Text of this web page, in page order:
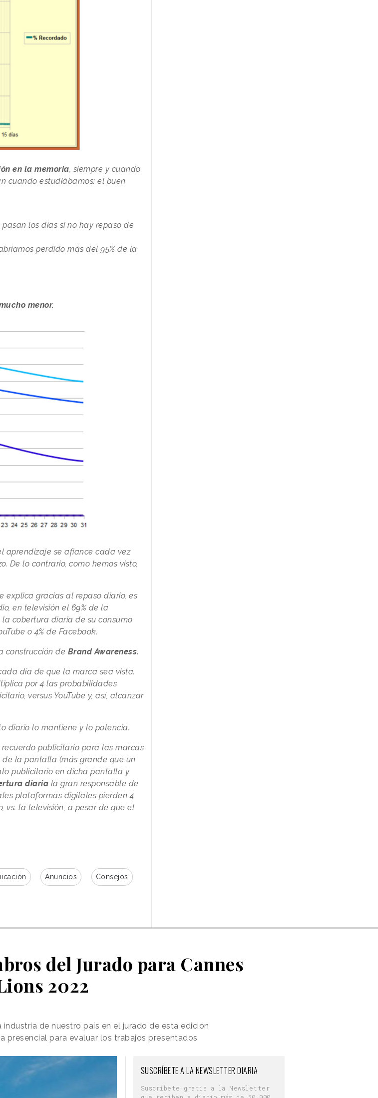
en la memoria, siempre y cuando
cuando estudiábamos: el buen
los días si no hay repaso de
perdido más del 95% de la
menor.
aprendizaje se afiance cada vez
De lo contrario, como hemos visto,
explica gracias al repaso diario, es
en televisión el 69% de la
cobertura diaria de su consumo
o 4% de Facebook.
construcción de Brand Awareness.
día de que la marca sea vista.
por 4 las probabilidades
versus YouTube y, así, alcanzar
diario lo mantiene y lo potencia.
publicitario para las marcas
de la pantalla (más grande que un
publicitario en dicha pantalla y
diaria la gran responsable de
plataformas digitales pierden 4
vs. la televisión, a pesar de que el
Anuncios Consejos
del Jurado para Cannes
2022
de nuestro país en el jurado de esta edición
presencial para evaluar los trabajos presentados
SUSCRÍBETE A LA NEWSLETTER DIARIA
Suscríbete gratis a la Newsletter